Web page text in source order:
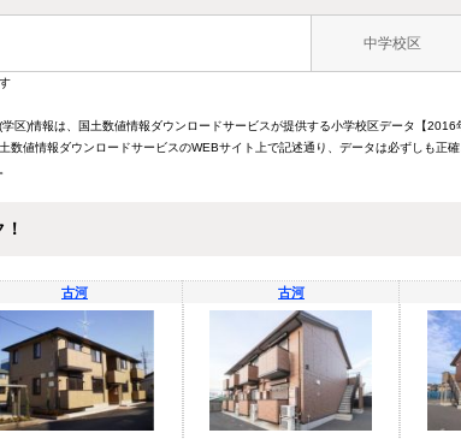
中学校区
区)情報は、国土数値情報ダウンロードサービスが提供する小学校区データ【
数値情報ダウンロードサービスのWEBサイト上で記述通り、データは必ずしも正
古河 古河